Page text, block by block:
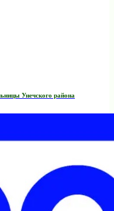
Унечского района